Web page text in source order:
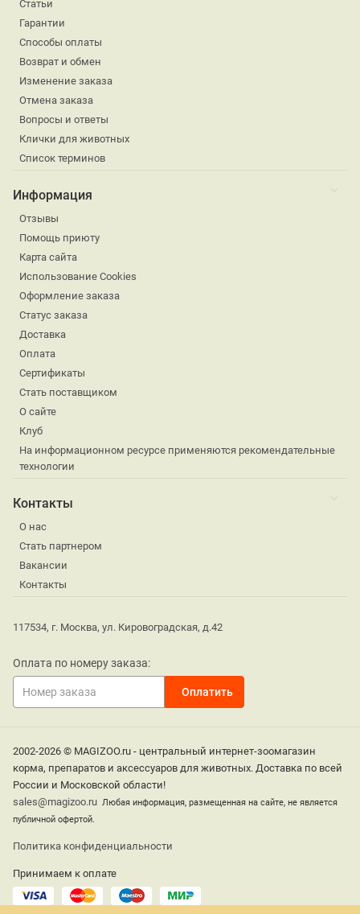
Статьи
Гарантии
Способы оплаты
Возврат и обмен
Изменение заказа
Отмена заказа
Вопросы и ответы
Клички для животных
Список терминов
Информация
Отзывы
Помощь приюту
Карта сайта
Использование Cookies
Оформление заказа
Статус заказа
Доставка
Оплата
Сертификаты
Стать поставщиком
О сайте
Клуб
На информационном ресурсе применяются рекомендательные
технологии
Контакты
О нас
Стать партнером
Вакансии
Контакты
117534, г. Москва, ул. Кировоградская, д.42
Оплата по номеру заказа:
2002-2026 © MAGIZOO.ru - центральный интернет-зоомагазин
корма, препаратов и аксессуаров для животных. Доставка по всей
России и Московской области!
sales@magizoo.ru Любая информация, размещенная на сайте, не является
публичной офертой.
Политика конфиденциальности
Принимаем к оплате